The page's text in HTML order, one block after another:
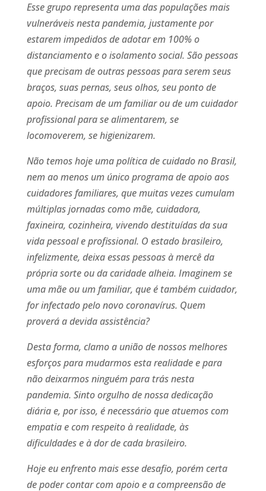
Esse grupo representa uma das populações mais
vulneráveis nesta pandemia, justamente por
estarem impedidos de adotar em 100% o
distanciamento e o isolamento social. São pessoas
que precisam de outras pessoas para serem seus
braços, suas pernas, seus olhos, seu ponto de
apoio. Precisam de um familiar ou de um cuidador
profissional para se alimentarem, se
locomoverem, se higienizarem.
Não temos hoje uma política de cuidado no Brasil,
nem ao menos um único programa de apoio aos
cuidadores familiares, que muitas vezes cumulam
múltiplas jornadas como mãe, cuidadora,
faxineira, cozinheira, vivendo destituídas da sua
vida pessoal e profissional. O estado brasileiro,
infelizmente, deixa essas pessoas à mercê da
própria sorte ou da caridade alheia. Imaginem se
uma mãe ou um familiar, que é também cuidador,
for infectado pelo novo coronavírus. Quem
proverá a devida assistência?
Desta forma, clamo a união de nossos melhores
esforços para mudarmos esta realidade e para
não deixarmos ninguém para trás nesta
pandemia. Sinto orgulho de nossa dedicação
diária e, por isso, é necessário que atuemos com
empatia e com respeito à realidade, às
dificuldades e à dor de cada brasileiro.
Hoje eu enfrento mais esse desafio, porém certa
de poder contar com apoio e a compreensão de